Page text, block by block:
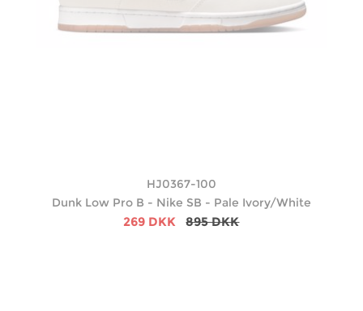
HJ0367-100
Dunk Low Pro B - Nike SB - Pale Ivory/White
269 DKK 895 DKK